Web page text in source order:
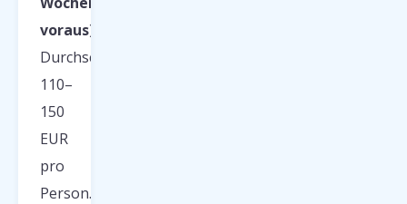
voraus):
Durchschnittlich
110–
150
EUR
pro
Person.